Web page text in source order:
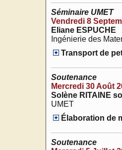
Séminaire UMET
Vendredi 8
Eliane ESPUCHE
Ingénierie des
Transport de
Soutenance
Mercredi 30 Août
Solène RITAINE
UMET
Élaboration de
Soutenance